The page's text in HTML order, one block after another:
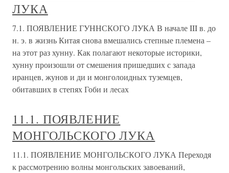
ЛУКА
7.1. ПОЯВЛЕНИЕ ГУННСКОГО ЛУКА В начале III в. до
н. э. в жизнь Китая снова вмешались степные племена –
на этот раз хунну. Как полагают некоторые историки,
хунну произошли от смешения пришедших с запада
иранцев, жунов и ди и монголоидных туземцев,
обитавших в степях Гоби и лесах
11.1. ПОЯВЛЕНИЕ
МОНГОЛЬСКОГО ЛУКА
11.1. ПОЯВЛЕНИЕ МОНГОЛЬСКОГО ЛУКА Переходя
к рассмотрению волны монгольских завоеваний,